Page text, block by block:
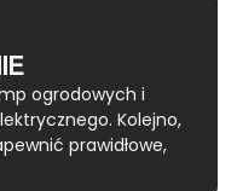
ogrodowych i
Kolejno,
prawidłowe,